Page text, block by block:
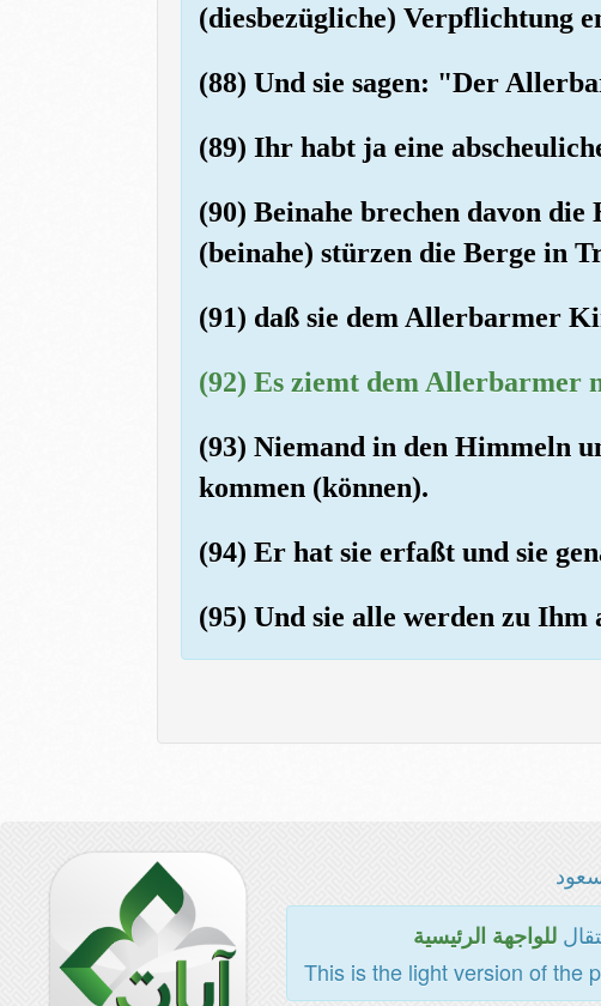
(diesbezügliche) Verpflichtung
(88) Und sie sagen: "Der
(89) Ihr habt ja eine
(90) Beinahe brechen davon
(beinahe) stürzen die Berge in
(91) daß sie dem Allerbarmer
(92) Es ziemt dem Allerbarmer
(93) Niemand in den Himmeln
kommen (können).
(94) Er hat sie erfaßt und sie
(95) Und sie alle werden zu
للواجهة الرئيسية
This is the light version of the